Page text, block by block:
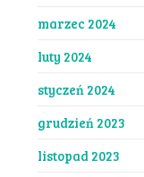
marzec 2024
luty 2024
styczeń 2024
grudzień 2023
listopad 2023